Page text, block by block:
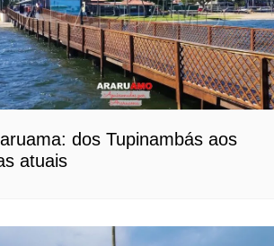
dos Tupinambás aos
atuais